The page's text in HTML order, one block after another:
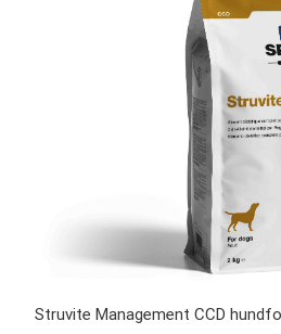
Struvite Management CCD